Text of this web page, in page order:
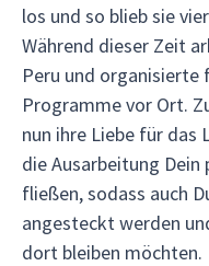
los und so blieb sie
Während dieser Zeit
Peru und organisierte
Programme vor Ort.
nun ihre Liebe für das
die Ausarbeitung
fließen, sodass auch
angesteckt werden
dort bleiben möchten.